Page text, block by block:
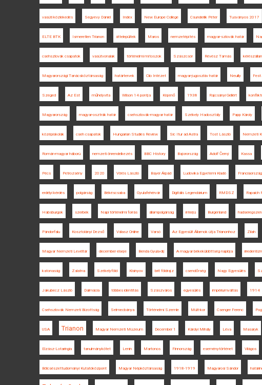
vasúti közlekedés Segyevy Dániel Index New Europe College Csunderlik Péter Tusványos 2017
ELTE BTK Ismeretlen Trianon áttelepültek Maros nemzetépítés magyar-szlovák határ
csehszlovák csapatok vasútvonalak történelmi mítoszok Szászcsór Révész Tamás
Magyarországi Tanácsköztársaság határtervek Clio Intézet magyar-jugoszláv határ Neuilly Fest
Szeged Az Est műhelyvita Wilson 14 pontja Kisjenő 1938 Rajcsányi Gellért
Magyarország magyar-osztrák határ csehszlovák-magyar határ Székely Hadosztály Papp Károly
középiskolák cseh csapatok Hungarian Studies Review Sic Itur ad Astra Tost László Nemzeti
Román-magyar háború nemzeti önrendelkezés BBC History Bajorország Adolf Černý Kassa
Pécs Petrozsény 2020 Vörös László Bayer Árpád Ludovika Egyetemi Kiadó Franciaország
erdélyi kérdés polgárság Békéscsaba Gyulafehérvár Digitális Legendárium RMDSZ Rapaich
Habsburgok szerbek Napi történelmi forrás állampolgárság interjú Burgenland
Pándorfalu Kosztolányi Dezső Válasz Online Varsó Az Egyesült Államok útja Trianonhoz Zilah
Magyar Nemzeti Levéltár december elseje Benda Gyula-díj A magyar békeküldöttség naplója
katonaság Zalatna Székelyföld Kisinyov brit földrajz csendőrség Nagy Egyesülés
Jakubecz László Dalmácia többes identitás Szászváros egyesülés impériumváltás 1914
Csehszlovák Nemzeti Bizottság Selmecbánya Történelmi Szemle Múlt-kor Csenger Ferenc
USA Trianon Magyar Nemzeti Múzeum December 1 Károlyi Mihály Léva Masaryk
Elzász-Lotaringia tanulmánykötet Lenin Martonos Finnország eseménytörténet Világos
Bölcsészettudományi Kutatóközpont Magyar Népköztársaság 1918-1919 Magyarosi Sándor